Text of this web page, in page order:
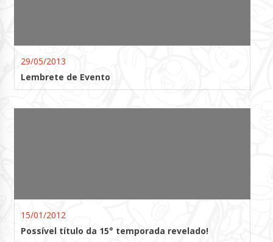
29/05/2013
Lembrete de Evento
15/01/2012
Possível título da 15° temporada revelado!